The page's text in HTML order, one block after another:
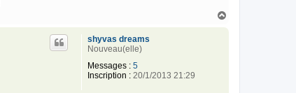
shyvas dreams
Nouveau(elle)
Messages : 5
Inscription : 20/1/2013 21:29